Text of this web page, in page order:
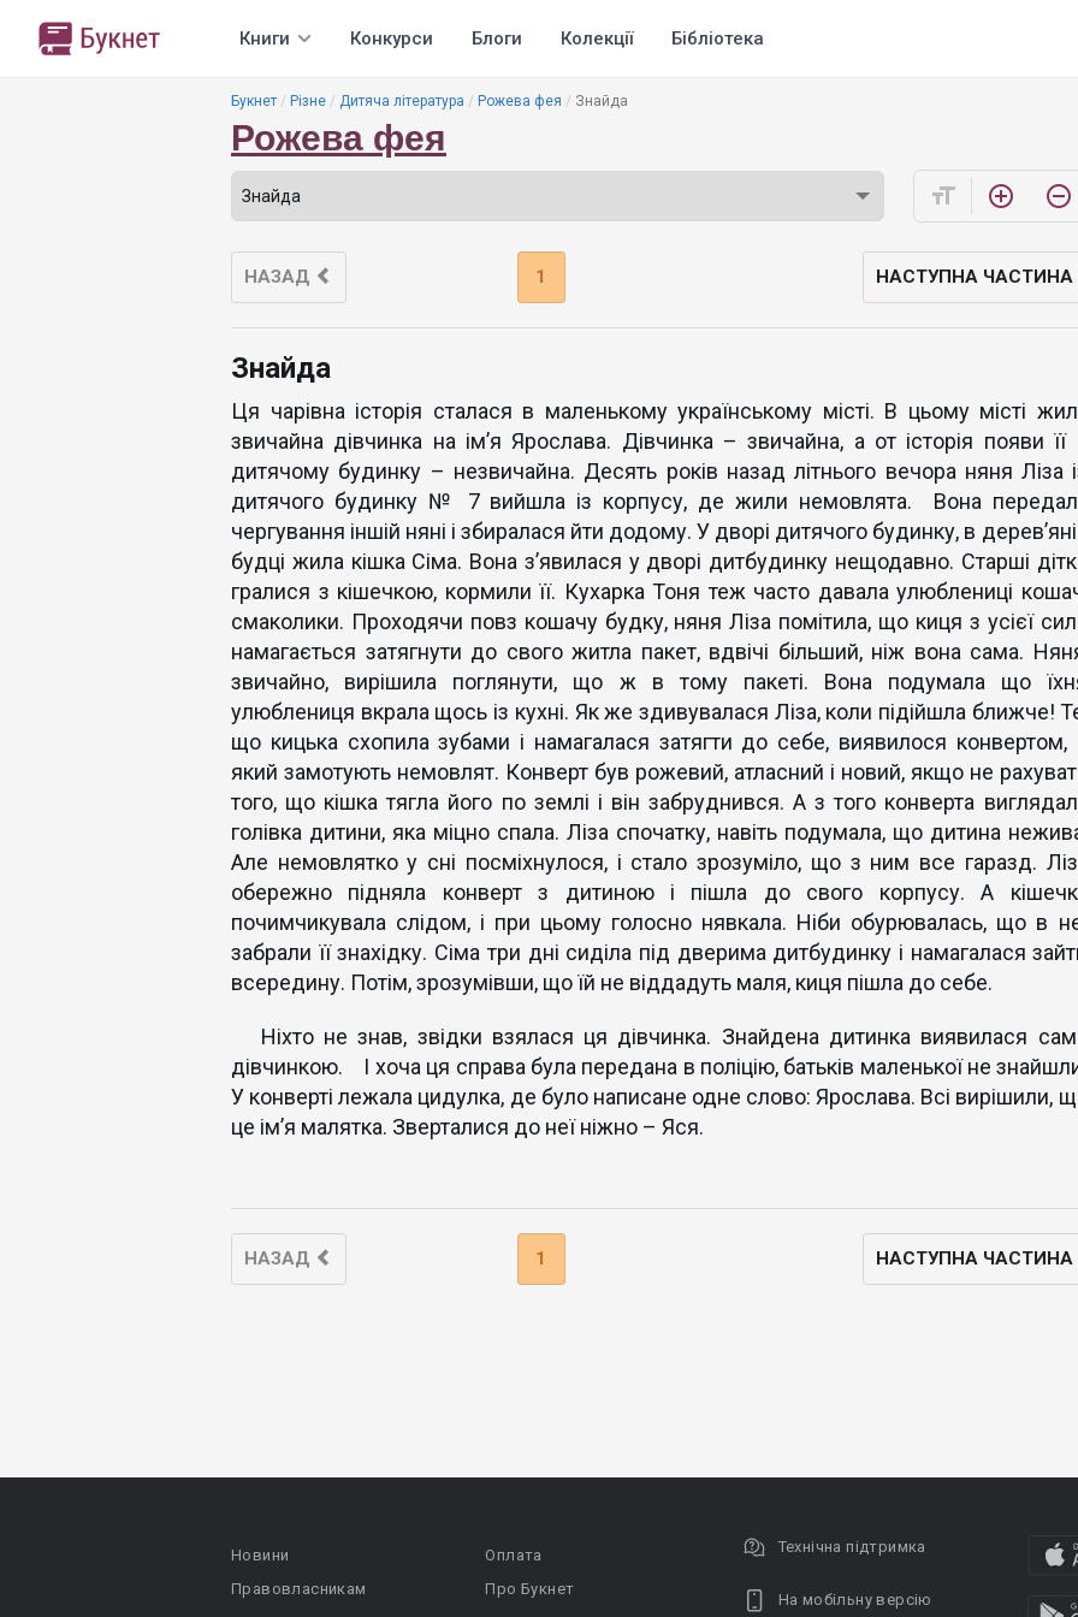
Книги Конкурси Блоги Колекції Бібліотека
Букнет Різне Дитяча література Рожева фея Знайда
Рожева фея
format_size add_circle_outline remove_circle_outline
НАЗАД 1 НАСТУПНА ЧАСТИНА
Знайда
Ця чарівна історія сталася в маленькому українському місті. В цьому місті
звичайна дівчинка на ім’я Ярослава. Дівчинка – звичайна, а от історія появи її
дитячому будинку – незвичайна. Десять років назад літнього вечора няня Ліза
дитячого будинку № 7 вийшла із корпусу, де жили немовлята. Вона
чергування іншій няні і збиралася йти додому. У дворі дитячого будинку, в
будці жила кішка Сіма. Вона з’явилася у дворі дитбудинку нещодавно. Старші
гралися з кішечкою, кормили її. Кухарка Тоня теж часто давала улюблениці
смаколики. Проходячи повз кошачу будку, няня Ліза помітила, що киця з усієї
намагається затягнути до свого житла пакет, вдвічі більший, ніж вона сама.
звичайно, вирішила поглянути, що ж в тому пакеті. Вона подумала що
улюблениця вкрала щось із кухні. Як же здивувалася Ліза, коли підійшла ближче!
що кицька схопила зубами і намагалася затягти до себе, виявилося конвертом,
який замотують немовлят. Конверт був рожевий, атласний і новий, якщо не
того, що кішка тягла його по землі і він забруднився. А з того конверта
голівка дитини, яка міцно спала. Ліза спочатку, навіть подумала, що дитина
Але немовлятко у сні посміхнулося, і стало зрозуміло, що з ним все гаразд.
обережно підняла конверт з дитиною і пішла до свого корпусу. А
почимчикувала слідом, і при цьому голосно нявкала. Ніби обурювалась, що в
забрали її знахідку. Сіма три дні сиділа під дверима дитбудинку і намагалася
всередину. Потім, зрозумівши, що їй не віддадуть маля, киця пішла до себе.
Ніхто не знав, звідки взялася ця дівчинка. Знайдена дитинка виявилася
дівчинкою. І хоча ця справа була передана в поліцію, батьків маленької не
У конверті лежала цидулка, де було написане одне слово: Ярослава. Всі вирішили,
це ім’я малятка. Зверталися до неї ніжно – Яся.
НАЗАД 1 НАСТУПНА ЧАСТИНА
Новини
Правовласникам
Оплата
Про Букнет
Технічна підтримка
На мобільну версію